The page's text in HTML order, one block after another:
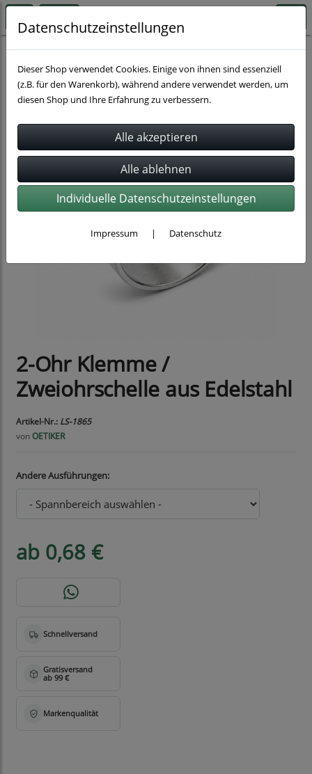
Schlauchbefestigung
2-Ohr Klemme /
Zweiohrschelle aus Edelstahl
Artikel-Nr.: LS-1865
vonOETIKER
Andere Ausführungen:
ab 0,68 €
Datenschutzeinstellungen
Dieser Shop verwendet Cookies. Einige von ihnen sind essenziell
(z.B. für den Warenkorb), während andere verwendet werden, um
diesen Shop und Ihre Erfahrung zu verbessern.
Individuelle Datenschutzeinstellungen
Impressum | Datenschutz